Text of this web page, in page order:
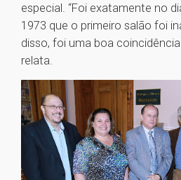
especial. “Foi exatamente no
1973 que o primeiro salão foi
disso, foi uma boa
relata.